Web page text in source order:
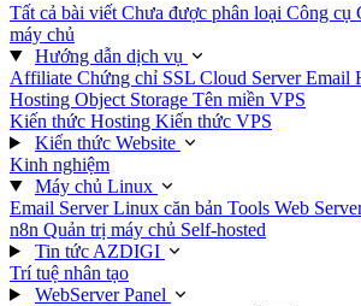
Tất cả bài viết Chưa được phân loại Công cụ
máy chủ
Hướng dẫn dịch vụ
Affiliate Chứng chỉ SSL Cloud ServerEmail
Hosting Object Storage Tên miền VPS
Kiến thức Hosting Kiến thức VPS
Kiến thức Website
Kinh nghiệm
Máy chủ Linux
Email ServerLinux căn bản Tools Web
n8n Quản trị máy chủ Self-hosted
Tin tức AZDIGI
Trí tuệ nhân tạo
WebServer Panel